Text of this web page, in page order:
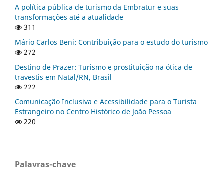
A política pública de turismo da Embratur e suas
transformações até a atualidade
311
Mário Carlos Beni: Contribuição para o estudo do turismo
272
Destino de Prazer: Turismo e prostituição na ótica de
travestis em Natal/RN, Brasil
222
Comunicação Inclusiva e Acessibilidade para o Turista
Estrangeiro no Centro Histórico de João Pessoa
220
Palavras-chave